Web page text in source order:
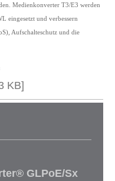
Medienkonverter T3/E3 werden
eingesetzt und verbessern
Aufschalteschutz und die
KB]
GLPoE/Sx